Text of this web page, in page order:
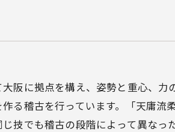
阪に拠点を構え、姿勢と重心、力
る稽古を行っています。「天庸流
技でも稽古の段階によって異なっ